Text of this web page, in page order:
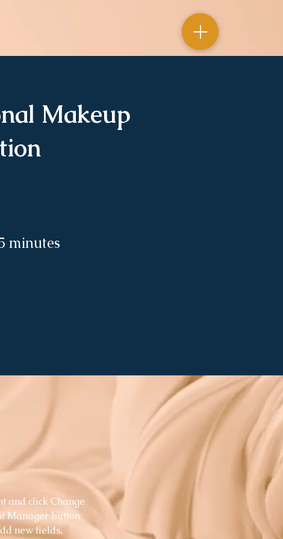
Makeup
minutes
and click Change
Manager button
new fields,